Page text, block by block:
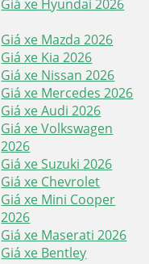
Giá xe Hyundai 2026
Giá xe Mazda 2026
Giá xe Kia 2026
Giá xe Nissan 2026
Giá xe Mercedes 2026
Giá xe Audi 2026
Giá xe Volkswagen
2026
Giá xe Suzuki 2026
Giá xe Chevrolet
Giá xe Mini Cooper
2026
Giá xe Maserati 2026
Giá xe Bentley